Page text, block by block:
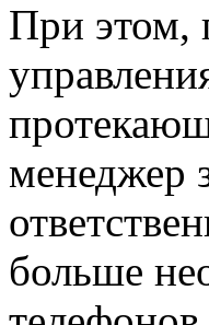
При этом,
менеджер
больше